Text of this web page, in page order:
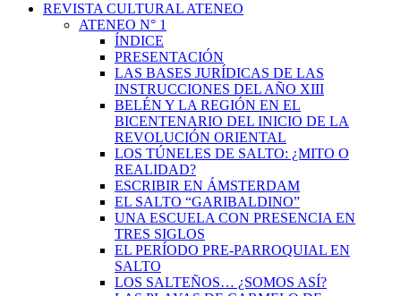
REVISTA CULTURAL ATENEO
ATENEO N° 1
ÍNDICE
PRESENTACIÓN
LAS BASES JURÍDICAS DE LAS
INSTRUCCIONES DEL AÑO XIII
BELÉN Y LA REGIÓN EN EL
BICENTENARIO DEL INICIO DE LA
REVOLUCIÓN ORIENTAL
LOS TÚNELES DE SALTO: ¿MITO O
REALIDAD?
ESCRIBIR EN ÁMSTERDAM
EL SALTO “GARIBALDINO”
UNA ESCUELA CON PRESENCIA EN
TRES SIGLOS
EL PERÍODO PRE-PARROQUIAL EN
SALTO
LOS SALTEÑOS… ¿SOMOS ASÍ?